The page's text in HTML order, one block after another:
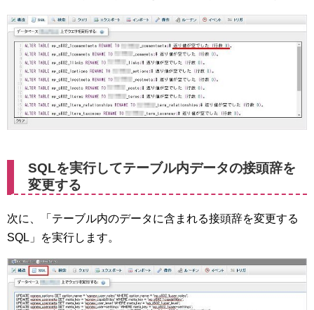
SQLを実行してテーブル内データの接頭辞を
変更する
次に、「テーブル内のデータに含まれる接頭辞を変更する
SQL」を実行します。